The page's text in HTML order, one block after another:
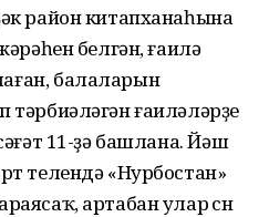
район китапханаһына
белгән, ғаилә
балаларын
ғаиләләрҙе
11-ҙә башлана. Йәш
телендә «Нурбостан»
артабан улар өсөн